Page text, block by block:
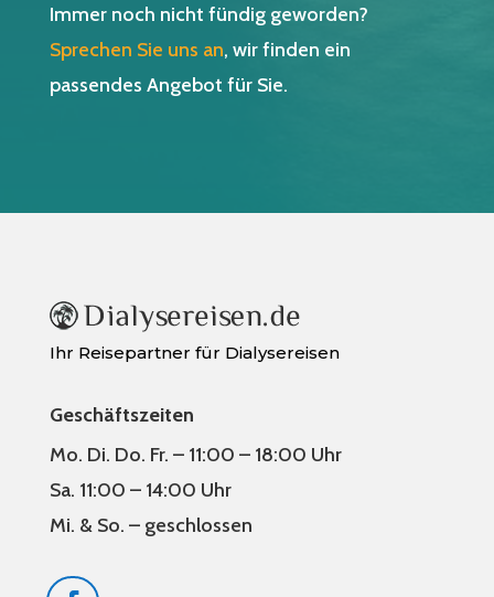
Immer noch nicht fündig geworden?
Sprechen Sie uns an, wir finden ein
passendes Angebot für Sie.
Ihr Reisepartner für Dialysereisen
Geschäftszeiten
Mo. Di. Do. Fr. – 11:00 – 18:00 Uhr
Sa. 11:00 – 14:00 Uhr
Mi. & So. – geschlossen